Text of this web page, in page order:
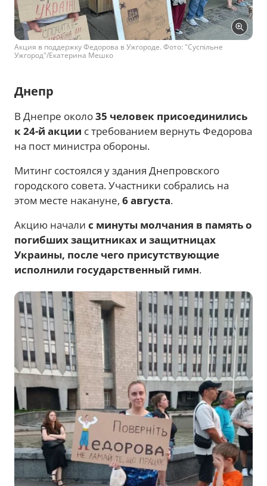
Акция в поддержку Федорова в Ужгороде. Фото: "Суспільне
Ужгород"/Екатерина Мешко
Днепр
В Днепре около35 человек присоединились
к 24-й акции с требованием вернуть Федорова
на пост министра обороны.
Митинг состоялся у здания Днепровского
городского совета. Участники собрались на
этом месте накануне, 6 августа.
Акцию начали с минуты молчания в память о
погибших защитниках и защитницах
Украины, после чего присутствующие
исполнили государственный гимн.